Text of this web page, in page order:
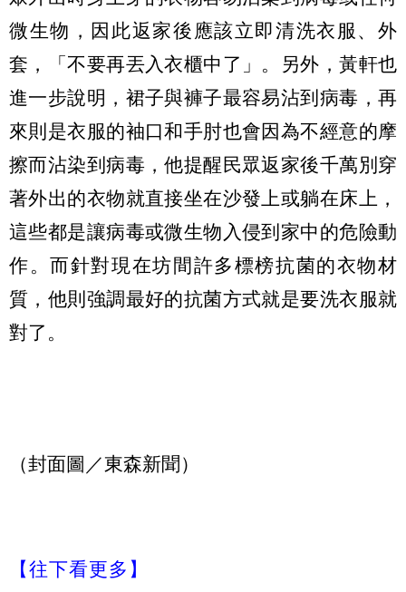
微生物，因此返家後應該立即清洗衣服、外
套，「不要再丟入衣櫃中了」。另外，黃軒也
進一步說明，裙子與褲子最容易沾到病毒，再
來則是衣服的袖口和手肘也會因為不經意的摩
擦而沾染到病毒，他提醒民眾返家後千萬別穿
著外出的衣物就直接坐在沙發上或躺在床上，
這些都是讓病毒或微生物入侵到家中的危險動
作。而針對現在坊間許多標榜抗菌的衣物材
質，他則強調最好的抗菌方式就是要洗衣服就
對了。
（封面圖／東森新聞）
【往下看更多】